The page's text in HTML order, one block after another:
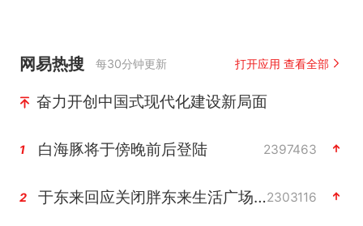
网易热搜 每30分钟更新 打开应用 查看全部
奋力开创中国式现代化建设新局面
1 白海豚将于傍晚前后登陆 2397463
2 于东来回应关闭胖东来生活广场店2303116